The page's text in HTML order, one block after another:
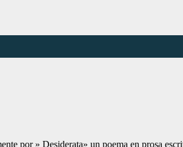
por » Desiderata» un poema en prosa